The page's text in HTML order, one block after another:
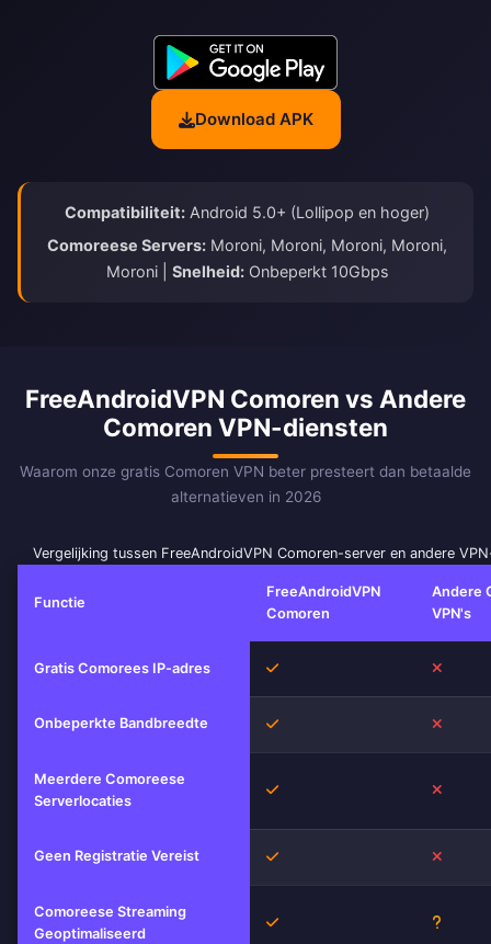
Download APK
Compatibiliteit: Android 5.0+ (Lollipop en hoger)
Comoreese Servers: Moroni, Moroni, Moroni, Moroni,
Moroni | Snelheid:Onbeperkt 10Gbps
FreeAndroidVPN Comoren vs Andere
Comoren VPN-diensten
Waarom onze gratis Comoren VPN beter presteert dan betaalde
alternatieven in 2026
Vergelijking tussen FreeAndroidVPN Comoren-server en andere
Functie
FreeAndroidVPN
Comoren
Andere
VPN's
Gratis Comorees IP-adres Ja
Onbeperkte Bandbreedte Ja
Meerdere Comoreese
Serverlocaties
Ja
Geen Registratie Vereist Ja
Comoreese Streaming
Geoptimaliseerd
Ja